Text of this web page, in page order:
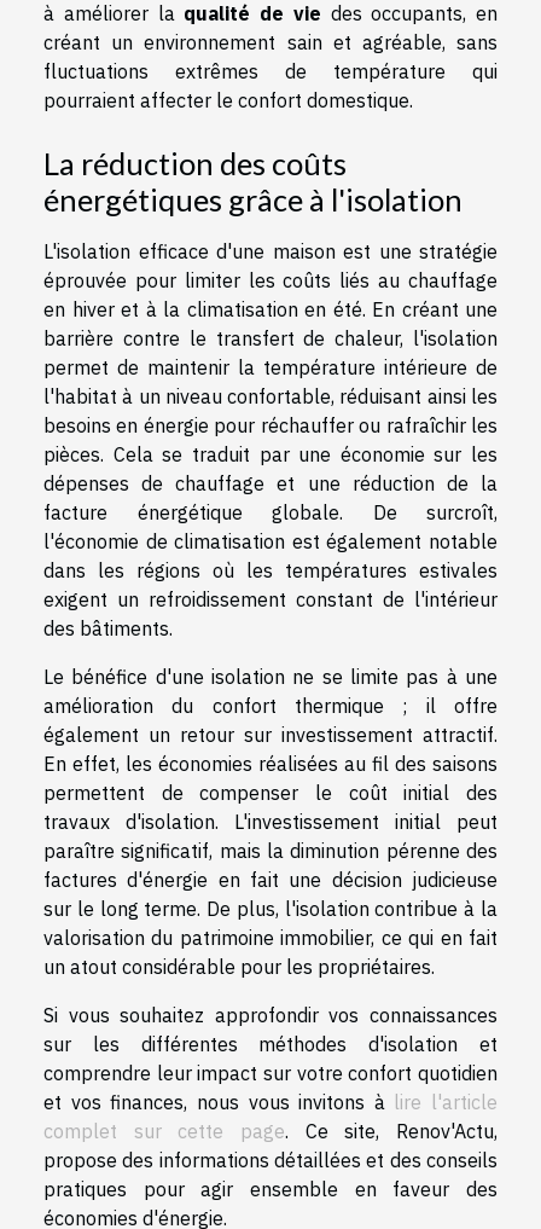
à améliorer la qualité de vie des occupants, en
créant un environnement sain et agréable, sans
fluctuations extrêmes de température qui
pourraient affecter le confort domestique.
La réduction des coûts
énergétiques grâce à l'isolation
L'isolation efficace d'une maison est une stratégie
éprouvée pour limiter les coûts liés au chauffage
en hiver et à la climatisation en été. En créant une
barrière contre le transfert de chaleur, l'isolation
permet de maintenir la température intérieure de
l'habitat à un niveau confortable, réduisant ainsi les
besoins en énergie pour réchauffer ou rafraîchir les
pièces. Cela se traduit par une économie sur les
dépenses de chauffage et une réduction de la
facture énergétique globale. De surcroît,
l'économie de climatisation est également notable
dans les régions où les températures estivales
exigent un refroidissement constant de l'intérieur
des bâtiments.
Le bénéfice d'une isolation ne se limite pas à une
amélioration du confort thermique ; il offre
également un retour sur investissement attractif.
En effet, les économies réalisées au fil des saisons
permettent de compenser le coût initial des
travaux d'isolation. L'investissement initial peut
paraître significatif, mais la diminution pérenne des
factures d'énergie en fait une décision judicieuse
sur le long terme. De plus, l'isolation contribue à la
valorisation du patrimoine immobilier, ce qui en fait
un atout considérable pour les propriétaires.
Si vous souhaitez approfondir vos connaissances
sur les différentes méthodes d'isolation et
comprendre leur impact sur votre confort quotidien
et vos finances, nous vous invitons à lire l'article
complet sur cette page. Ce site, Renov'Actu,
propose des informations détaillées et des conseils
pratiques pour agir ensemble en faveur des
économies d'énergie.